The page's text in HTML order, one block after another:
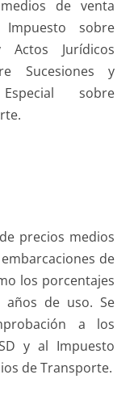
de venta
sobre
Actos Jurídicos
Sucesiones y
sobre
precios medios
de
los porcentajes
de uso. Se
a los
y al Impuesto
de Transporte.